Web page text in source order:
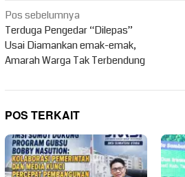
Navigasi
pos
Pos sebelumnya
Terduga Pengedar “Dilepas”
Usai Diamankan emak-emak,
Amarah Warga Tak Terbendung
POS TERKAIT